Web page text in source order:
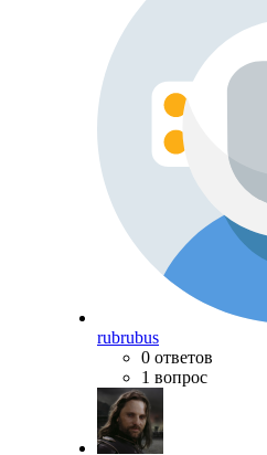
rubrubus
0 ответов
1 вопрос